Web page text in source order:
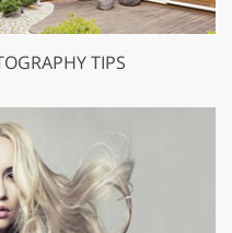
TIPS